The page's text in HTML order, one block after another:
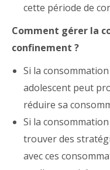
cette période de
Comment gérer la
confinement ?
Si la
adolescent peut
réduire sa
Si la
trouver des
avec ces